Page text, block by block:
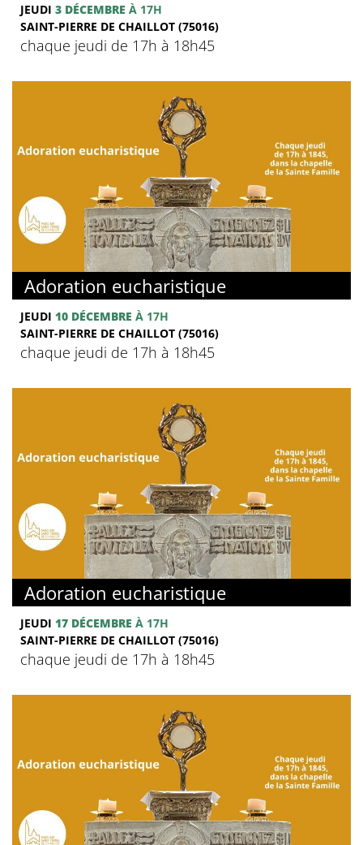
JEUDI 3 DÉCEMBRE À 17H
SAINT-PIERRE DE CHAILLOT (75016)
chaque jeudi de 17h à 18h45
Adoration eucharistique
JEUDI 10 DÉCEMBRE À 17H
SAINT-PIERRE DE CHAILLOT (75016)
chaque jeudi de 17h à 18h45
Adoration eucharistique
JEUDI 17 DÉCEMBRE À 17H
SAINT-PIERRE DE CHAILLOT (75016)
chaque jeudi de 17h à 18h45